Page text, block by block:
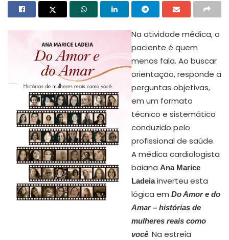
Na atividade médica, o
paciente é quem
menos fala. Ao buscar
orientação, responde a
perguntas objetivas,
em um formato
técnico e sistemático
conduzido pelo
profissional de saúde.
A médica cardiologista
baiana Ana Marice
Ladeiainverteu esta
lógica em Do Amor e do
Amar – histórias de
mulheres reais como
você. Na estreia